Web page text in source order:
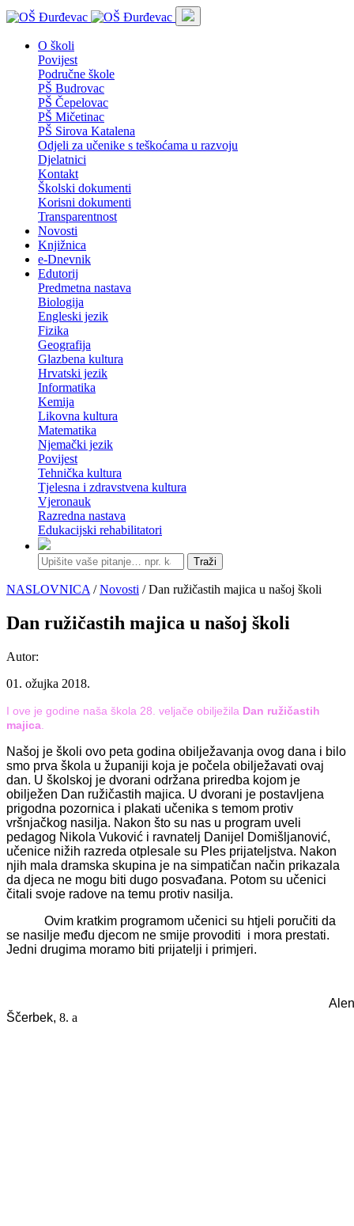
O školi
Povijest
Područne škole
PŠ Budrovac
PŠ Čepelovac
PŠ Mičetinac
PŠ Sirova Katalena
Odjeli za učenike s teškoćama u razvoju
Djelatnici
Kontakt
Školski dokumenti
Korisni dokumenti
Transparentnost
Novosti
Knjižnica
e-Dnevnik
Edutorij
Predmetna nastava
Biologija
Engleski jezik
Fizika
Geografija
Glazbena kultura
Hrvatski jezik
Informatika
Kemija
Likovna kultura
Matematika
Njemački jezik
Povijest
Tehnička kultura
Tjelesna i zdravstvena kultura
Vjeronauk
Razredna nastava
Edukacijski rehabilitatori
Traži
NASLOVNICA /Novosti / Dan ružičastih majica u našoj školi
Dan ružičastih majica u našoj školi
Autor:
01. ožujka 2018.
I ove je godine naša škola 28. veljače obilježila Dan ružičastih
majica
Našoj je školi ovo peta godina obilježavanja ovog dana i bilo
smo prva škola u županiji koja je počela obilježavati ovaj
dan. U školskoj je dvorani održana priredba kojom je
obilježen Dan ružičastih majica. U dvorani je postavljena
prigodna pozornica i plakati učenika s temom protiv
vršnjačkog nasilja. Nakon što su nas u program uveli
pedagog Nikola Vuković i ravnatelj Danijel Domišljanović,
učenice nižih razreda otplesale su Ples prijateljstva. Nakon
njih mala dramska skupina je na simpatičan način prikazala
da djeca ne mogu biti dugo posvađana. Potom su učenici
čitali svoje radove na temu protiv nasilja.
Ovim kratkim programom učenici su htjeli poručiti da
se nasilje među djecom ne smije provoditi i mora prestati.
Jedni drugima moramo biti prijatelji i primjeri.
Ščerbek, 8. a